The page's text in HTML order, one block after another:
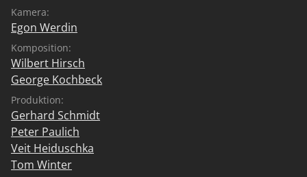
Kamera:
Egon Werdin
Komposition:
Wilbert Hirsch
George Kochbeck
Produktion:
Gerhard Schmidt
Peter Paulich
Veit Heiduschka
Tom Winter